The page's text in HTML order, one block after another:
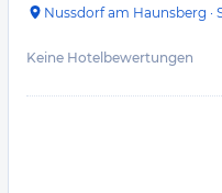
Nussdorf am Haunsberg ·
Keine Hotelbewertungen